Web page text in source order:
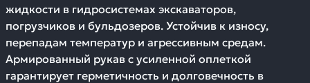
жидкости в гидросистемах экскаваторов,
погрузчиков и бульдозеров. Устойчив к износу,
перепадам температур и агрессивным средам.
Армированный рукав с усиленной оплеткой
гарантирует герметичность и долговечность в